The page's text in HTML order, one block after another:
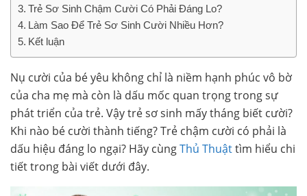
Trẻ Sơ Sinh Chậm Cười Có Phải Đáng Lo?
Làm Sao Để Trẻ Sơ Sinh Cười Nhiều Hơn?
Kết luận
Nụ cười của bé yêu không chỉ là niềm hạnh phúc vô bờ
của cha mẹ mà còn là dấu mốc quan trọng trong sự
phát triển của trẻ. Vậy trẻ sơ sinh mấy tháng biết cười?
Khi nào bé cười thành tiếng? Trẻ chậm cười có phải là
dấu hiệu đáng lo ngại? Hãy cùngThủ Thuậttìm hiểu chi
tiết trong bài viết dưới đây.